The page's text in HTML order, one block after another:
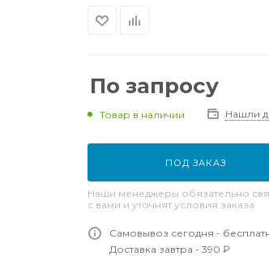
По запросу
Товар в наличии Нашли
ПОД ЗАКАЗ
Наши менеджеры обязательно
с вами и уточнят условия заказа
Самовывоз сегодня -
Доставка завтра - 390 ₽